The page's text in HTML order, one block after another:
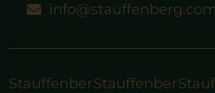
info@stauffenberg.com
StauffenberStauffenber